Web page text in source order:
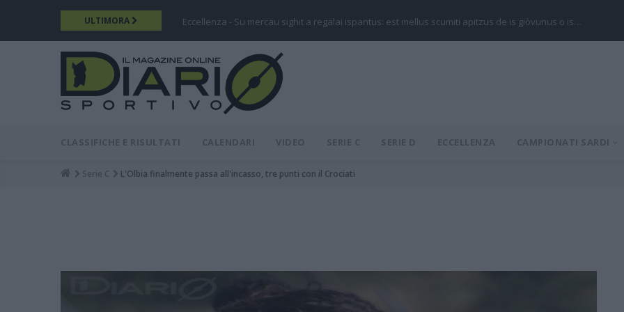
contenuto
ULTIMORA Eccellenza - Su mercau sighit a regalai ispantus: est mellus scumiti apitzus de is giòvunus o is…
MAIN
MENU
CLASSIFICHE E RISULTATI CALENDARI VIDEO SERIE C SERIE D ECCELLENZA CAMPIONATI SARDI
Breadcrumb
Serie C L'Olbia finalmente passa all'incasso, tre punti con il Crociati